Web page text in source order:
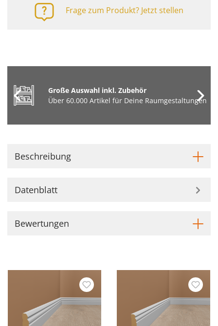
Frage zum Produkt? Jetzt stellen
Große Auswahl inkl. Zubehör
Über 60.000 Artikel für Deine Raumgestaltungen
Beschreibung
Datenblatt
Bewertungen